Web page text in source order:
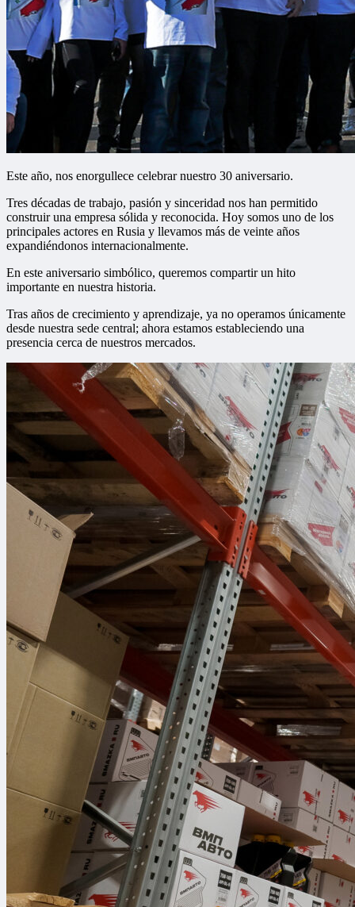
Este año, nos enorgullece celebrar nuestro 30 aniversario.
Tres décadas de trabajo, pasión y sinceridad nos han permitido
construir una empresa sólida y reconocida. Hoy somos uno de los
principales actores en Rusia y llevamos más de veinte años
expandiéndonos internacionalmente.
En este aniversario simbólico, queremos compartir un hito
importante en nuestra historia.
Tras años de crecimiento y aprendizaje, ya no operamos únicamente
desde nuestra sede central; ahora estamos estableciendo una
presencia cerca de nuestros mercados.